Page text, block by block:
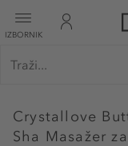
IZBORNIK
Crystallove
Sha Masažer